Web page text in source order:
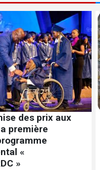
des prix aux
première
«
»